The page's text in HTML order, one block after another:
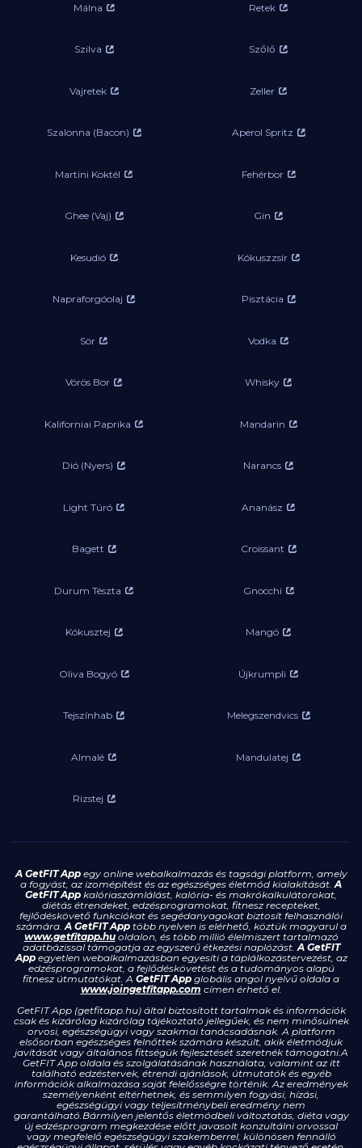
Málna Retek
Szilva Szőlő
Vajretek Zeller
Szalonna (Bacon) Aperol Spritz
Martini Koktél Fehérbor
Ghee (Vaj) Gin
Kesudió Kókuszzsír
Napraforgóolaj Pisztácia
Sör Vodka
Vörös Bor Whisky
Kaliforniai Paprika Mandarin
Dió (Nyers) Narancs
Light Túró Ananász
Bagett Croissant
Durum Tészta Gnocchi
Kókusztej Mangó
Oliva Bogyó Újkrumpli
Tejszínhab Melegszendvics
Almalé Mandulatej
Rizstej
A GetFIT Appegy online webalkalmazás és tagsági platform, amely
a fogyást, az izomépítést és az egészséges életmód kialakítását.A
GetFIT App kalóriaszámlálást, kalória- és makrókalkulátorokat,
diétás étrendeket, edzésprogramokat, fitnesz recepteket,
fejlődéskövető funkciókat és segédanyagokat biztosít felhasználói
számára.A GetFIT Apptöbb nyelven is elérhető, köztük magyarul a
www.getfitapp.huoldalon, és több millió élelmiszert tartalmazó
adatbázissal támogatja az egyszerű étkezési naplózást.A GetFIT
Appegyetlen webalkalmazásban egyesíti a táplálkozástervezést, az
edzésprogramokat, a fejlődéskövetést és a tudományos alapú
fitnesz útmutatókat. A GetFIT App globális angol nyelvű oldala a
www.joingetfitapp.com címen érhető el.
GetFIT App (getfitapp.hu) által biztosított tartalmak és információk
csak és kizárólag kizárólag tájékoztató jellegűek, és nem minősülnek
orvosi, egészségügyi vagy szakmai tanácsadásnak. A platform
elsősorban egészséges felnőttek számára készült, akik életmódjuk
javítását vagy általános fittségük fejlesztését szeretnék támogatni.A
GetFIT App oldala és szolgálatásának használata, valamint az itt
található edzéstervek, étrendi ajánlások, útmutatók és egyéb
információk alkalmazása saját felelősségre történik. Az eredmények
személyenként eltérhetnek, és semmilyen fogyási, hízási,
egészségügyi vagy teljesítménybeli eredmény nem
garantálható.Bármilyen jelentős életmódbeli változtatás, diéta vagy
új edzésprogram megkezdése előtt javasolt konzultálni orvossal
vagy megfelelő egészségügyi szakemberrel, különösen fennálló